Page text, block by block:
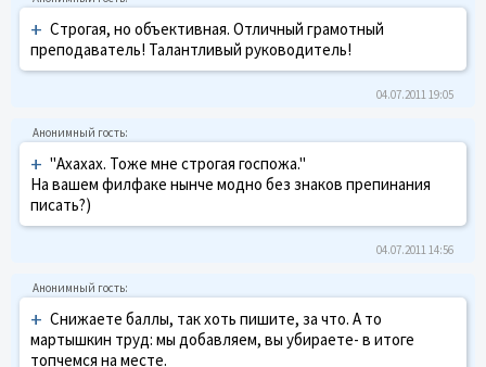
+ Строгая, но объективная. Отличный грамотный
преподаватель! Талантливый руководитель!
04.07.2011 19:05
+ "Ахахах. Тоже мне строгая госпожа."
На вашем филфаке нынче модно без знаков препинания
писать?)
04.07.2011 14:56
+ Снижаете баллы, так хоть пишите, за что. А то
мартышкин труд: мы добавляем, вы убираете- в итоге
топчемся на месте.